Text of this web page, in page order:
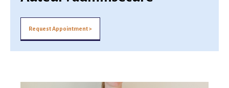
Request Appointment >